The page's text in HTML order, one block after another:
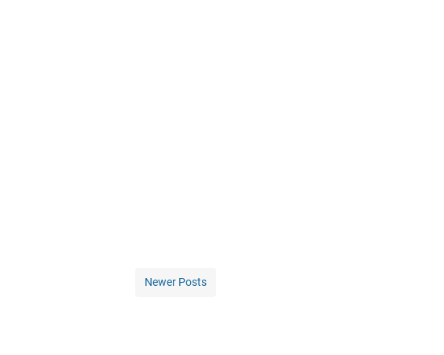
Newer Posts